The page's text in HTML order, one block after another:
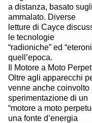
a distanza, basato
ammalato. Diverse
letture di Cayce
le tecnologie
“radioniche” ed
quell’epoca.
Il Motore a Moto
Oltre agli apparecchi
venne anche
sperimentazione di un
“motore a moto
una fonte d’energia